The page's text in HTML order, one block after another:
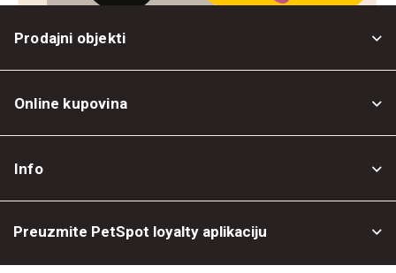
Prodajni objekti
Online kupovina
Info
Preuzmite PetSpot loyalty aplikaciju